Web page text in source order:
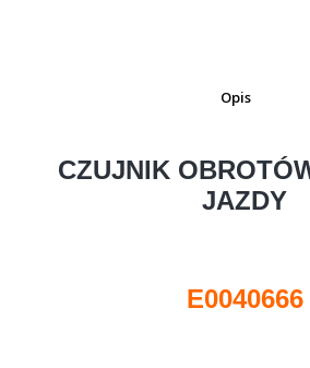
Opis
CZUJNIK
JAZDY
E0040666